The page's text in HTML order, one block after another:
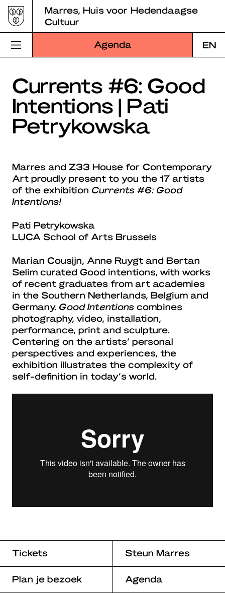
Skip
to
content
Marres, Huis voor Hedendaagse
Cultuur
Agenda EN
Bezoek Marres
Programma
Educatie
Marres Kitchen
Shop
Currents #6: Good
Intentions | Pati
Petrykowska
Marres and Z33 House for Contemporary
Art​ proudly present to you the 17 artists
of the exhibition Currents #6: Good
Intentions​!
Pati Petrykowska
LUCA School of Arts​ Brussels
Marian Cousijn, Anne Ruygt and Bertan
Selim curated Good intentions, with works
of recent graduates from art academies
in the Southern Netherlands, Belgium and
Germany. Good Intentions combines
photography, video, installation,
performance, print and sculpture.
Centering on the artists’ personal
perspectives and experiences, the
exhibition illustrates the complexity of
self-definition in today’s world.
Tickets Steun Marres
Plan je bezoek Agenda